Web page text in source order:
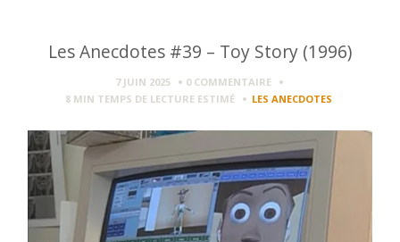
Les Anecdotes #39 – Toy Story (1996)
7 JUIN 2025
0 COMMENTAIRE
8 MIN TEMPS DE LECTURE ESTIMÉ LES ANECDOTES